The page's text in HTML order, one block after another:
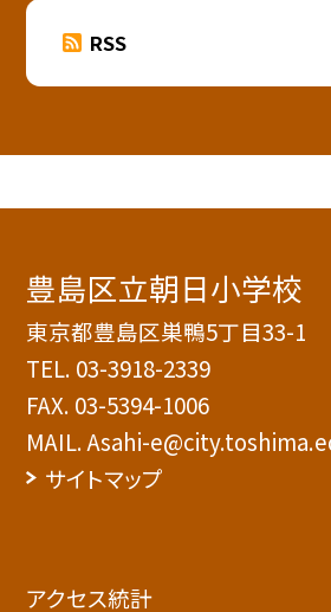
RSS
豊島区立朝日小学校
東京都豊島区巣鴨5丁目33-1
TEL. 03-3918-2339
FAX. 03-5394-1006
MAIL. Asahi-
サイトマップ
アクセス統計